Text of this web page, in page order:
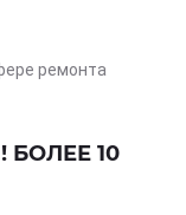
ремонта
10